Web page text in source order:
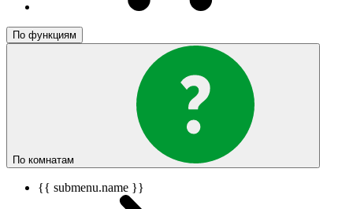
По функциям
По комнатам
{{ submenu.name }}